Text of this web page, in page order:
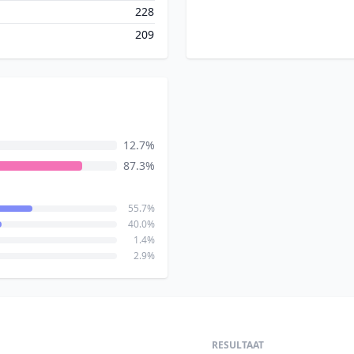
228
209
12.7%
87.3%
55.7%
40.0%
1.4%
2.9%
RESULTAAT